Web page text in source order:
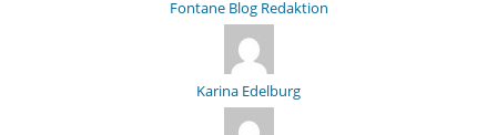
Fontane Blog Redaktion
Karina Edelburg